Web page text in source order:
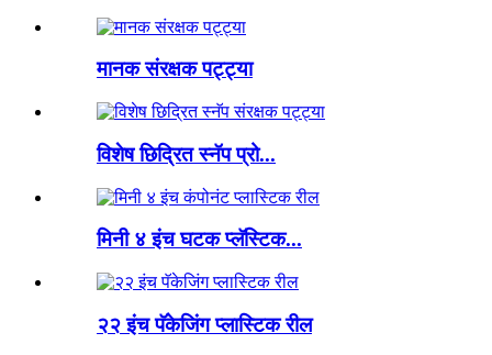
मानक संरक्षक पट्ट्या
विशेष छिद्रित स्नॅप प्रो...
मिनी ४ इंच घटक प्लॅस्टिक...
२२ इंच पॅकेजिंग प्लास्टिक रील